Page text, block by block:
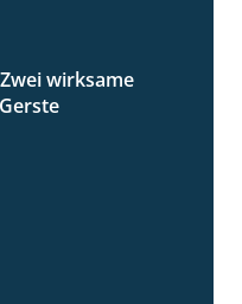
4:27
wirksame